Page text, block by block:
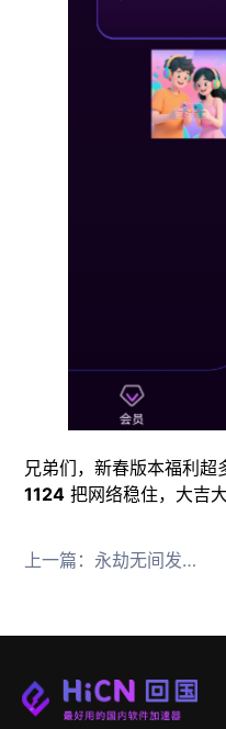
兄弟们，新春版本福利超
1124 把网络稳住，大吉
上一篇： 永劫无间发放新篇章延期补偿，海外玩国服回国加速器推荐